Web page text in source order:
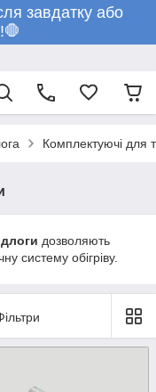
завдатку або
Комплектуючі для
дозволяють
систему обігріву.